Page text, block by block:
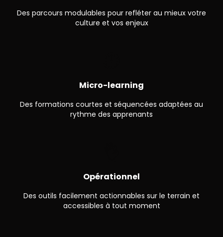
Des parcours modulables pour refléter au mieux votre
culture et vos enjeux
Micro-learning
Des formations courtes et séquencées adaptées au
rythme des apprenants
Opérationnel
Des outils facilement actionnables sur le terrain et
accessibles à tout moment